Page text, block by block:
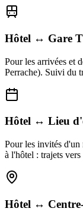
Hôtel ↔ Gare
Pour les arrivées et
Perrache). Suivi du
Hôtel ↔ Lieu
Pour les invités d'un
à l'hôtel : trajets
Hôtel ↔